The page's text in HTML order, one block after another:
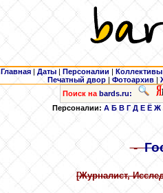
Главная | Даты | Персоналии | Коллективы
Печатный двор |Фотоархив |
Поиск на bards.ru:
Персоналии: А Б В Г Д Е Ё Ж
-
[Журналист,